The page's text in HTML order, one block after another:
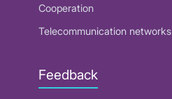
Cooperation
Telecommunication networks
Feedback